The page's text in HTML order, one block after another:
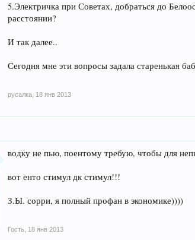
5.Электричка при Советах, добраться до
расстоянии?
И так далее..
Сегодня мне эти вопросы задала старенькая
русалка 18 янв 2013
водку не пью, поентому требую, чтобы для
вот енто стимул дк стимул!!!
З.Ы. сорри, я полный профан в экономике))))
Гость
18 янв 2013